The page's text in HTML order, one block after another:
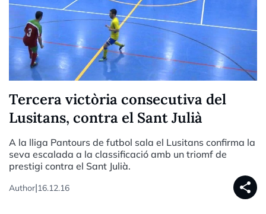
Tercera victòria consecutiva del
Lusitans, contra el Sant Julià
A la lliga Pantours de futbol sala el Lusitans confirma la
seva escalada a la classificació amb un triomf de
prestigi contra el Sant Julià.
Author|16.12.16 share